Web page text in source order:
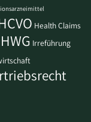
Health Claims
HWG Irreführung